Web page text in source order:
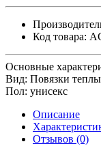
Код товара:
Основные
Вид: Повязки
Пол: унисекс
Описание
Отзывов (0)